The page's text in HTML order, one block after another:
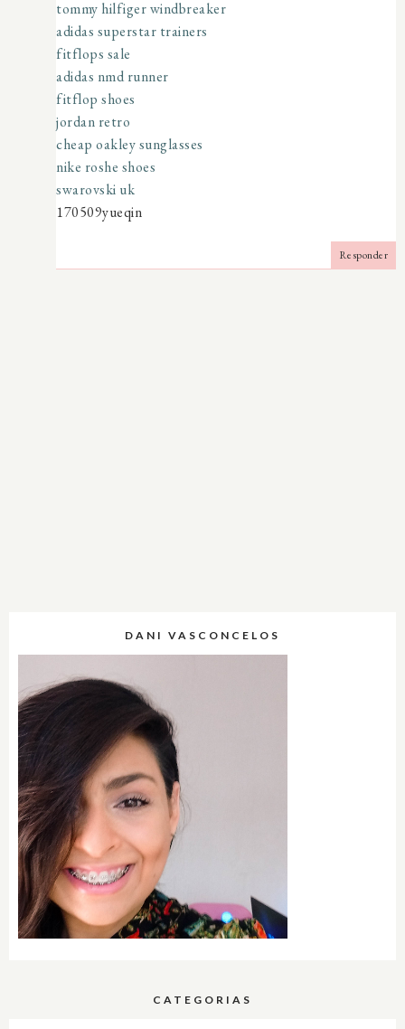
tommy hilfiger windbreaker
adidas superstar trainers
fitflops sale
adidas nmd runner
fitflop shoes
jordan retro
cheap oakley sunglasses
nike roshe shoes
swarovski uk
170509yueqin
Responder
DANI VASCONCELOS
CATEGORIAS